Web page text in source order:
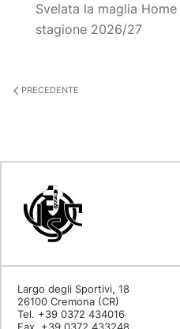
Svelata la maglia
stagione 2026/27
PRECEDENTE
Largo degli Sportivi, 18
26100 Cremona (CR)
Tel. +39 0372 434016